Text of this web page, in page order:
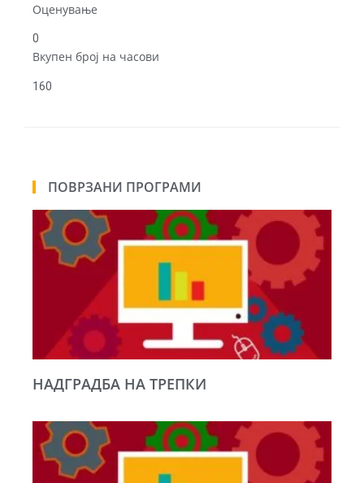
Оценување
0
Вкупен број на часови
160
ПОВРЗАНИ ПРОГРАМИ
НАДГРАДБА НА ТРЕПКИ